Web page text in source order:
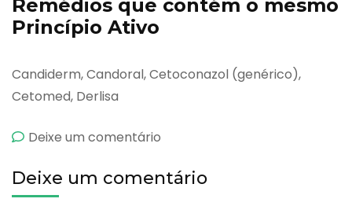
Remédios que contém o mesmo
Princípio Ativo
Candiderm, Candoral, Cetoconazol (genérico),
Cetomed, Derlisa
Deixe um comentário
Deixe um comentário